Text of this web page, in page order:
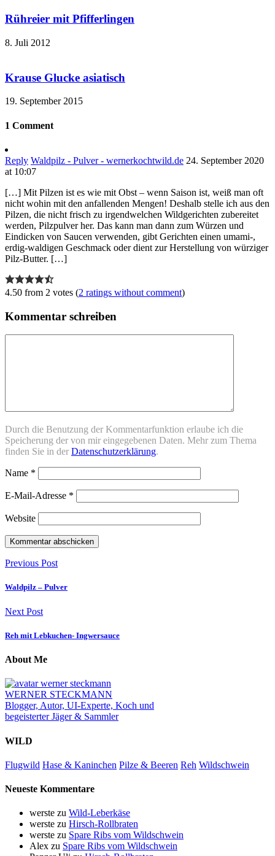
Rühreier mit Pfifferlingen
8. Juli 2012
Krause Glucke asiatisch
19. September 2015
1 Comment
Reply Waldpilz - Pulver - wernerkochtwild.de 24. September 2020
at 10:07
[…] Mit Pilzen ist es wie mit Obst – wenn Saison ist, weiß man oft
nicht wohin mit den anfallenden Mengen! Deshalb stelle ich aus den
Pilzen, die nicht frisch zu irgendwelchen Wildgerichten zubereitet
werden, Pilzpulver her. Das kann man dann zum Würzen und
Eindicken von Saucen verwenden, gibt Gerichten einen umami-,
erdig-waldigen Geschmack oder dient zur Herstellung von würziger
Pilz-Butter. […]
4.50 from 2 votes (2 ratings without comment)
Kommentar schreiben
Durch die Benutzung der Kommentarfunktion erlaube ich die
Speicherung der von mir eingegebenen Daten. Mehr zum Thema
finden Sie in der Datenschutzerklärung.
Name *
E-Mail-Adresse *
Website
Previous Post
Waldpilz – Pulver
Next Post
Reh mit Lebkuchen- Ingwersauce
About Me
WERNER STECKMANN
Blogger, Autor, UI-Experte, Koch und
begeisterter Jäger & Sammler
WILD
Flugwild Hase & Kaninchen Pilze & Beeren Reh Wildschwein
Neueste Kommentare
werste zu Wild-Leberkäse
werste zu Hirsch-Rollbraten
werste zu Spare Ribs vom Wildschwein
Alex zu Spare Ribs vom Wildschwein